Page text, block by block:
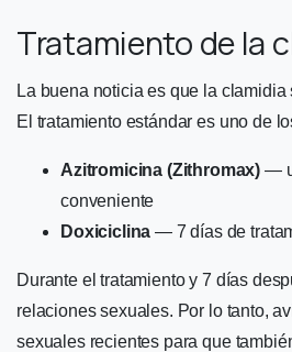
Tratamiento de la
La buena noticia es que la
El tratamiento estándar es uno de
Azitromicina (Zithromax) —
conveniente
Doxiciclina — 7 días de
Durante el tratamiento y 7 días
relaciones sexuales. Por lo tanto,
sexuales recientes para que